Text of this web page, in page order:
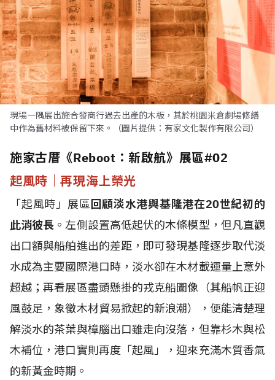
現場一隅展出施合發商行過去出產的木板，其於桃園米倉劇場修繕
中作為舊材料被保留下來。（圖片提供：有家文化製作有限公司）
施家古厝《Reboot：新啟航》展區#02
起風時｜再現海上榮光
「起風時」展區 回顧淡水港與基隆港在20世紀初的
此消彼長 。左側設置高低起伏的木條模型，但凡直觀
出口額與船舶進出的差距，即可發現基隆逐步取代淡
水成為主要國際港口時，淡水卻在木材載運量上意外
超越；再看展區盡頭懸掛的戎克船圖像（其船帆正迎
風鼓足，象徵木材貿易掀起的新浪潮），便能清楚理
解淡水的茶葉與樟腦出口雖走向沒落，但靠杉木與松
木補位，港口實則再度「起風」，迎來充滿木質香氣
的新黃金時期。